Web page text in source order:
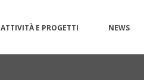
ATTIVITÀ E PROGETTI NEWS